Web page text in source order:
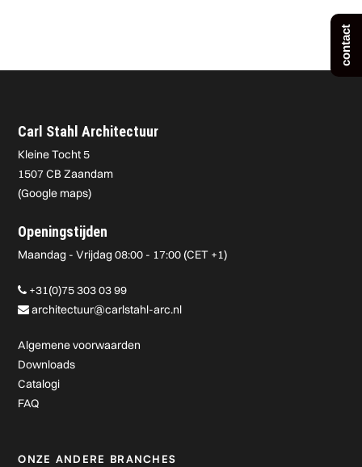
Carl Stahl Architectuur
Kleine Tocht 5
1507 CB Zaandam
(Google maps)
Openingstijden
Maandag - Vrijdag 08:00 - 17:00 (CET +1)
+31(0)75 303 03 99
architectuur@carlstahl-arc.nl
Algemene voorwaarden
Downloads
Catalogi
FAQ
ONZE ANDERE BRANCHES
contact